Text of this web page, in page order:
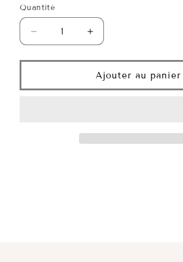
Quantité
Quantité
Réduire
la
quantité
Crème
Augmenter
la
quantité
de
Crème
Ajouter au panier